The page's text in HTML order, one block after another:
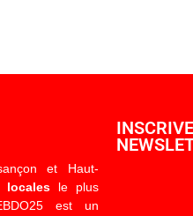
et Haut-
localesle plus
est un